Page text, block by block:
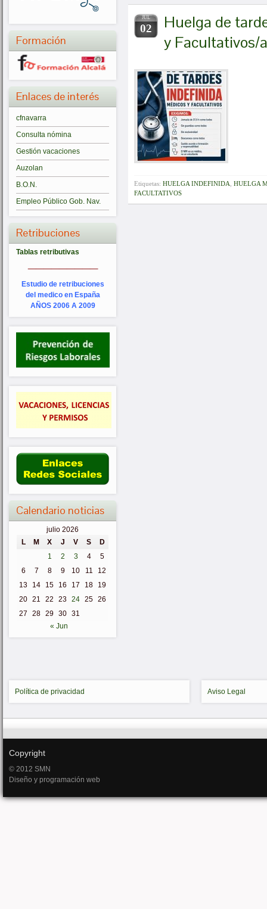
Formación
Enlaces de interés
cfnavarra
Consulta nómina
Gestión vacaciones
Auzolan
B.O.N.
Empleo Público Gob. Nav.
Retribuciones
Tablas retributivas
Estudio de retribuciones
del medico en España
AÑOS 2006 A 2009
Calendario noticias
julio 2026
L
M X J V S
D
1
2 3 4
5
6
7 8 9 10 11
12
13
14 15 16 17 18
19
20 21 22 23 24 25 26
27
28 29 30 31
« Jun
JUL
02
Huelga de
y Facultativos/
Etiquetas: HUELGA INDEFINIDA HUELGA
FACULTATIVOS
Política de privacidad Aviso Legal
Copyright
© 2012 SMN
Diseño y programación web